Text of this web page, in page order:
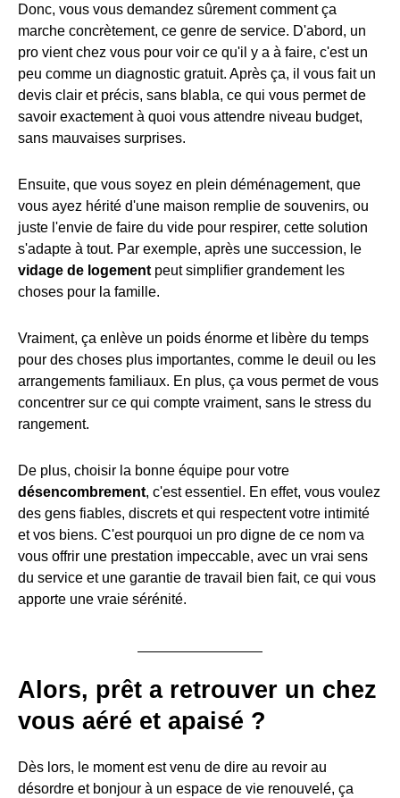
Donc, vous vous demandez sûrement comment ça
marche concrètement, ce genre de service. D'abord, un
pro vient chez vous pour voir ce qu'il y a à faire, c'est un
peu comme un diagnostic gratuit. Après ça, il vous fait un
devis clair et précis, sans blabla, ce qui vous permet de
savoir exactement à quoi vous attendre niveau budget,
sans mauvaises surprises.
Ensuite, que vous soyez en plein déménagement, que
vous ayez hérité d'une maison remplie de souvenirs, ou
juste l'envie de faire du vide pour respirer, cette solution
s'adapte à tout. Par exemple, après une succession, le
vidage de logement peut simplifier grandement les
choses pour la famille.
Vraiment, ça enlève un poids énorme et libère du temps
pour des choses plus importantes, comme le deuil ou les
arrangements familiaux. En plus, ça vous permet de vous
concentrer sur ce qui compte vraiment, sans le stress du
rangement.
De plus, choisir la bonne équipe pour votre
désencombrement, c'est essentiel. En effet, vous voulez
des gens fiables, discrets et qui respectent votre intimité
et vos biens. C'est pourquoi un pro digne de ce nom va
vous offrir une prestation impeccable, avec un vrai sens
du service et une garantie de travail bien fait, ce qui vous
apporte une vraie sérénité.
Alors, prêt a retrouver un chez
vous aéré et apaisé ?
Dès lors, le moment est venu de dire au revoir au
désordre et bonjour à un espace de vie renouvelé, ça